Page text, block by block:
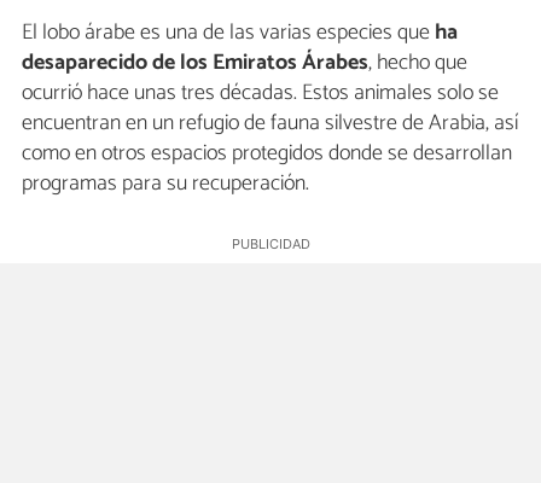
El lobo árabe es una de las varias especies queha
desaparecido de los Emiratos Árabes, hecho que
ocurrió hace unas tres décadas. Estos animales solo se
encuentran en un refugio de fauna silvestre de Arabia, así
como en otros espacios protegidos donde se desarrollan
programas para su recuperación.